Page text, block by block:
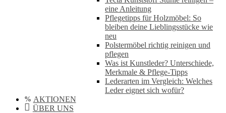
eine Anleitung
Pflegetipps für Holzmöbel: So
bleiben deine Lieblingsstücke wie
neu​
Polstermöbel richtig reinigen und
pflegen
Was ist Kunstleder? Unterschiede,
Merkmale & Pflege-Tipps
Lederarten im Vergleich: Welches
Leder eignet sich wofür?
AKTIONEN
ÜBER UNS